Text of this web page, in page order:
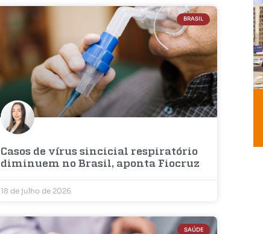
BRASIL
Casos de vírus sincicial respiratório
diminuem no Brasil, aponta Fiocruz
18 de julho de 2026
SAÚDE